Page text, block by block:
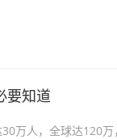
要知道
万人，全球达120